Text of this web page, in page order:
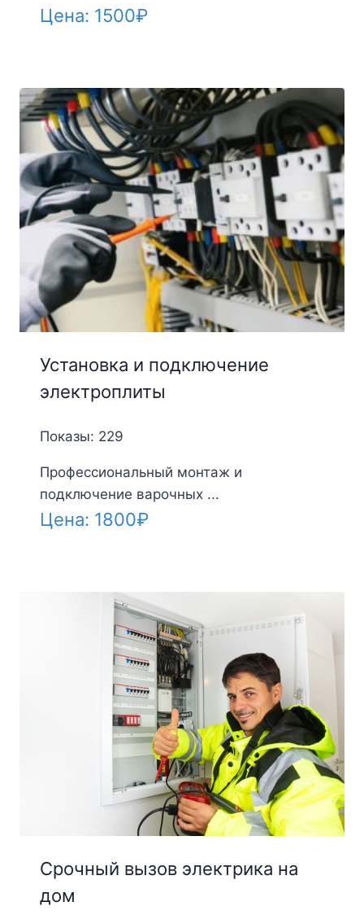
Цена: 1500₽
Установка и подключение
электроплиты
Показы: 229
Профессиональный монтаж и
подключение варочных ...
Цена: 1800₽
Срочный вызов электрика на
дом